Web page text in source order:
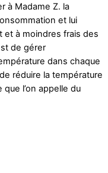
à Madame Z. la
et lui
et à moindres frais des
de gérer
dans chaque
réduire la température
l’on appelle du